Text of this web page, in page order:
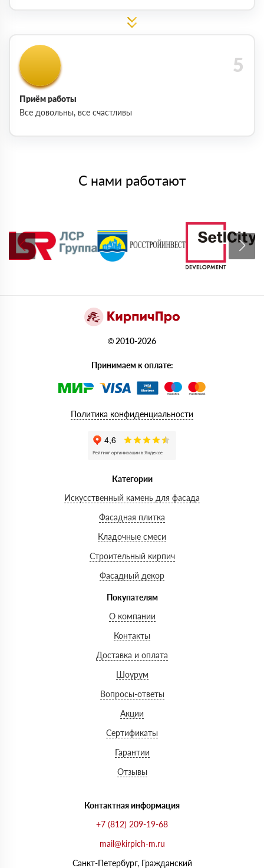
Приём работы
Все довольны, все счастливы
С нами работают
© 2010-2026
Принимаем к оплате:
Политика конфиденциальности
Категории
Искусственный камень для фасада
Фасадная плитка
Кладочные смеси
Строительный кирпич
Фасадный декор
Покупателям
О компании
Контакты
Доставка и оплата
Шоурум
Вопросы-ответы
Акции
Сертификаты
Гарантии
Отзывы
Контактная информация
+7 (812) 209-19-68
mail@kirpich-m.ru
Санкт-Петербург, Граждaнский